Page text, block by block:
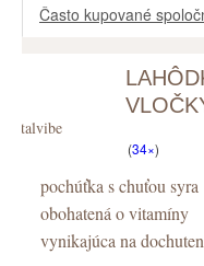
Často kupované
Vitalvibe
(34×)
pochúťka s chuťou syra
obohatená o vitamíny
vynikajúca na